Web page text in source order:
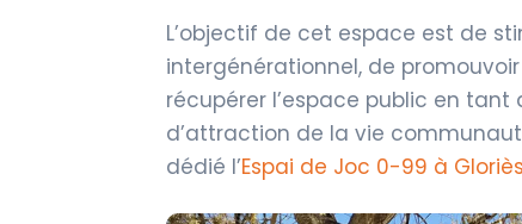
L’objectif de cet espace est de
intergénérationnel, de
récupérer l’espace public en
d’attraction de la vie
dédié l’Espai de Joc 0-99 à Gloriès